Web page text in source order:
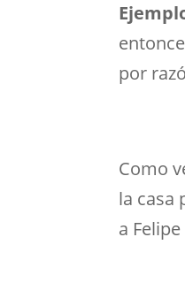
por
Como
la casa
a